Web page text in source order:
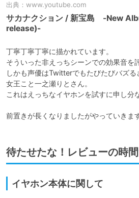
出典： www.youtube.com
サカナクション / 新宝島 -New
release)-
丁寧丁寧丁寧に描かれています。
そういった非えっちシーンでの効果音を
しかも声優はTwitterでもたびたびバズ
女王こと一之瀬りとさん。
これはえっちなイヤホンを試すに申し分
前置きが長くなりましたがやっていきます
待たせたな！レビューの時間
イヤホン本体に関して